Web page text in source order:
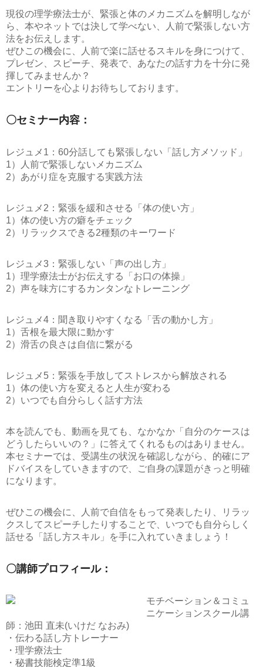
現役の理学療法士が、緊張と体のメカニズムを解明しなが
ら、本やネットでは決して学べない、人前で緊張しない方
法をお伝えします。
ぜひこの機会に、人前で楽に話せるスキルを身につけて、
プレゼン、スピーチ、発表で、あなたの話す力を十分に発
揮してみませんか？
エントリーを心よりお待ちしております。
〇セミナー内容：
レジュメ1：60分話しても緊張しない「話し方メソッド」
1）人前で緊張しないメカニズム
2）あがり症を克服する実践方法
レジュメ2：緊張を緩和させる「体の使い方」
1）体の使い方の癖をチェック
2）リラックスできる2種類のキーワード
レジュメ3：緊張しない「声の出し方」
1）理学療法士がお伝えする「お口の体操」
2）声を味方にするカンタンなトレーニング
レジュメ4：聞き取りやすくなる「舌の動かし方」
1）舌根を最大限に動かす
2）滑舌の良さは自信に繋がる
レジュメ5：緊張を手放してストレスから解放される
1）体の使い方を変えると人生が変わる
2）いつでも自分らしく話す方法
本を読んでも、動画を見ても、なかなか「自分のケースは
どうしたらいいの？」に答えてくれるものはありません。
本セミナーでは、受講生の状況を確認しながら、的確にア
ドバイスをしていきますので、ご自身の課題がきっと明確
になります。
ぜひこの機会に、人前で自信をもって発表したり、リラッ
クスしてスピーチしたりすることで、いつでも自分らしく
話せる「話し方スキル」を手に入れていきましょう！
〇講師プロフィール：
モチベーション＆コミュ
ニケーションスクール講
師：池田 直未(いけだ なおみ)
・伝わる話し方トレーナー
・理学療法士
・秘書技能検定準1級